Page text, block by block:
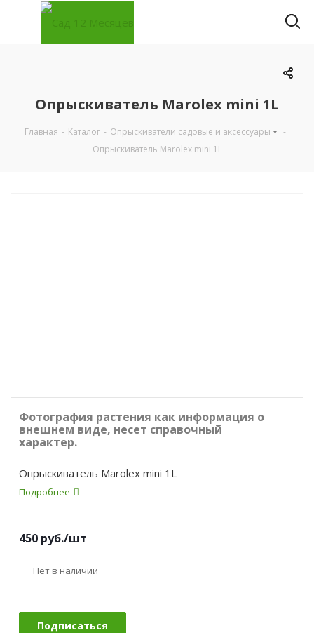
Опрыскиватель Marolex mini 1L
Главная - Каталог - Опрыскиватели садовые и аксессуары
-
Опрыскиватель Marolex mini 1L
Фотография растения как информация о
внешнем виде, несет справочный
характер.
Опрыскиватель Marolex mini 1L
Подробнее
450 руб./шт
Нет в наличии
Подписаться